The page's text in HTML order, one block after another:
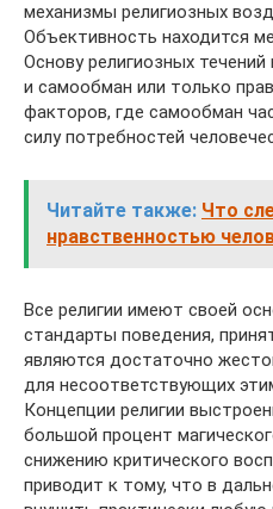
механизмы религиозных
Объективность находится
Основу религиозных
и самообман или только
факторов, где самообман
силу потребностей
Читайте также: Что
нравственностью
Все религии имеют своей
стандарты поведения,
являются достаточно
для несоответствующих
Концепции религии
большой процент
снижению критического
приводит к тому, что в